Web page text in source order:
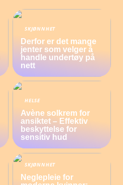
SKJØNNHET
Derfor er det mange
jenter som velger å
handle undertøy på
nett
HELSE
Avène solkrem for
ansiktet – Effektiv
beskyttelse for
sensitiv hud
SKJØNNHET
Neglepleie for